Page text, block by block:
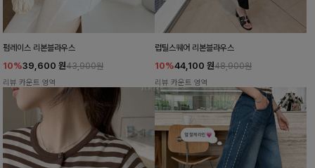
펌레이스 리본블라우스
10%39,600 원43,900원
리뷰 카운트 영역
럽틸스퀘어 리본블라우스
10%44,100 원48,900원
리뷰 카운트 영역